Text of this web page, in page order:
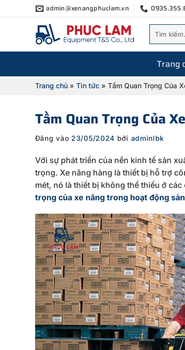
qua
admin@xenangphuclam.vn
kiếm:
Trang
Trang chủ» Tin tức» Tầm Quan Trọng Của
Tầm Quan Trọng Của
Đăng vào 23/05/2024 bởi adminlbk
Với sự phát triển của nền kinh tế sản
trọng. Xe nâng hàng là thiết bị hỗ trợ
mét, nó là thiết bị không thể thiếu ở
trọng của xe nâng trong hoạt động